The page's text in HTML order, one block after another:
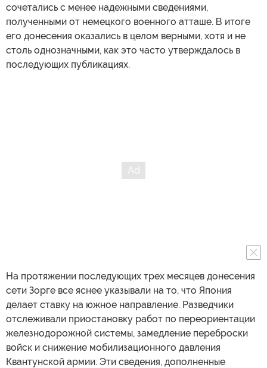
сочетались с менее надежными сведениями,
полученными от немецкого военного атташе. В итоге
его донесения оказались в целом верными, хотя и не
столь однозначными, как это часто утверждалось в
последующих публикациях.
На протяжении последующих трех месяцев донесения
сети Зорге все яснее указывали на то, что Япония
делает ставку на южное направление. Разведчики
отслеживали приостановку работ по переориентации
железнодорожной системы, замедление переброски
войск и снижение мобилизационного давления
Квантунской армии. Эти сведения, дополненные